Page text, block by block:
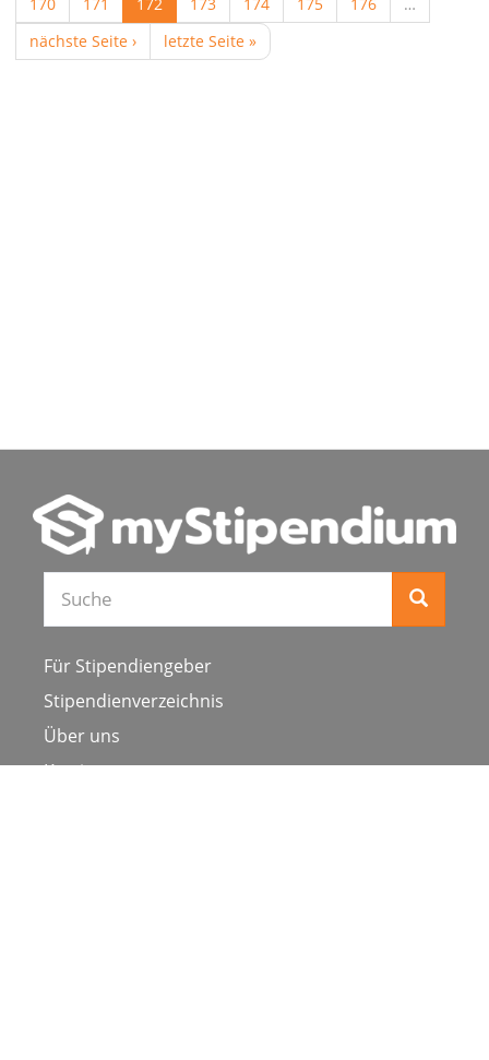
nächste Seite ›
letzte Seite »
Für Stipendiengeber
Stipendienverzeichnis
Über uns
Karriere